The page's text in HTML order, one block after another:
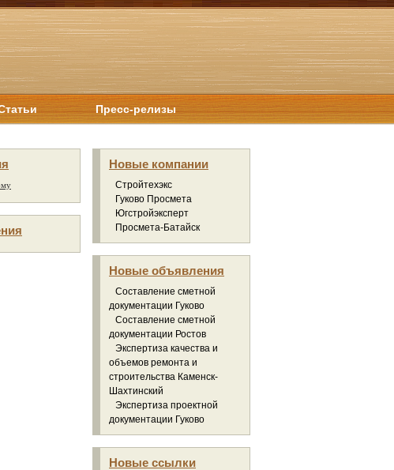
Пресс-релизы
Новые компании
Стройтехэкс
Гуково Просмета
Югстройэксперт
Просмета-Батайск
Новые объявления
Составление сметной
документации Гуково
Составление сметной
документации Ростов
Экспертиза качества и
объемов ремонта и
строительства Каменск-
Шахтинский
Экспертиза проектной
документации Гуково
Новые ссылки